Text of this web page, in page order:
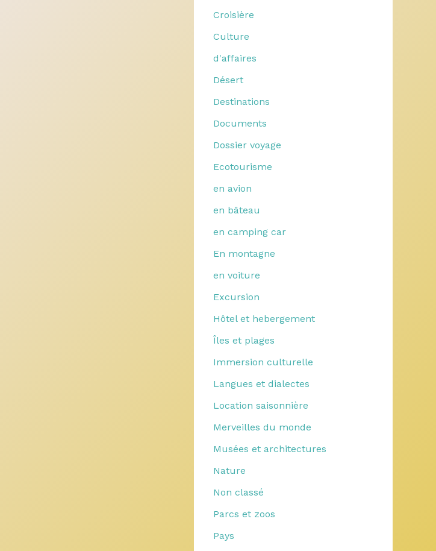
Croisière
Culture
d'affaires
Désert
Destinations
Documents
Dossier voyage
Ecotourisme
en avion
en bâteau
en camping car
En montagne
en voiture
Excursion
Hôtel et hebergement
Îles et plages
Immersion culturelle
Langues et dialectes
Location saisonnière
Merveilles du monde
Musées et architectures
Nature
Non classé
Parcs et zoos
Pays